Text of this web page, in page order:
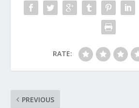
RATE:
PREVIOUS